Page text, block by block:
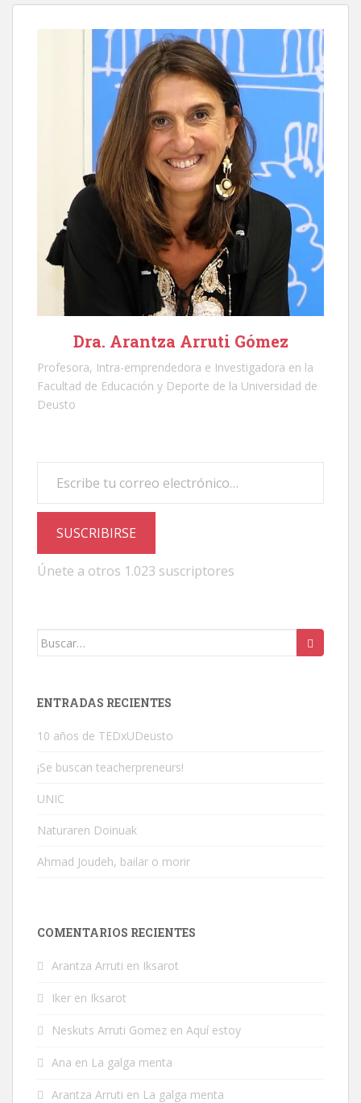
Dra. Arantza Arruti Gómez
Profesora, Intra-emprendedora e Investigadora en la
Facultad de Educación y Deporte de la Universidad de
Deusto
SUSCRIBIRSE
Únete a otros 1.023 suscriptores
Buscar:
ENTRADAS RECIENTES
10 años de TEDxUDeusto
¡Se buscan teacherpreneurs!
UNIC
Naturaren Doinuak
Ahmad Joudeh, bailar o morir
COMENTARIOS RECIENTES
Arantza Arruti en Iksarot
Iker en Iksarot
Neskuts Arruti Gomez en Aquí estoy
Ana en La galga menta
Arantza Arruti en La galga menta